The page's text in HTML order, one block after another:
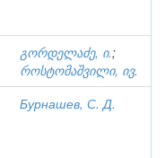
გორდელაძე, ი.;
როსტომაშვილი, ივ.
Бурнашев, С. Д.